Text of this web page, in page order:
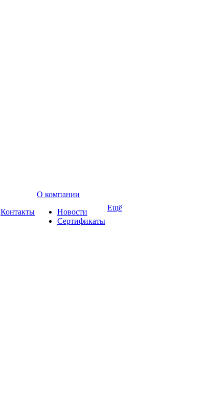
Контакты
О компании
Новости
Сертификаты
Ещё